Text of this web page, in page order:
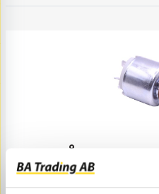
STARTLÅS
ST437 Ref. nr837437